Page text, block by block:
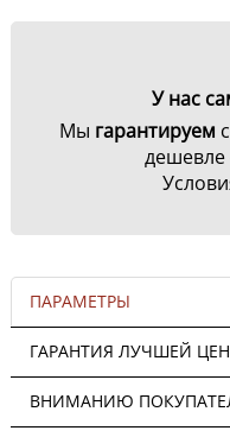
У нас
Мы гарантируем
дешевле
ПАРАМЕТРЫ
ГАРАНТИЯ ЛУЧШЕЙ
ВНИМАНИЮ